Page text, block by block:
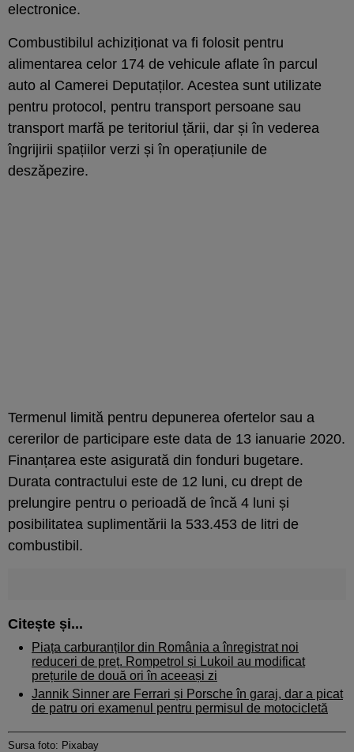
electronice.
Combustibilul achiziționat va fi folosit pentru
alimentarea celor 174 de vehicule aflate în parcul
auto al Camerei Deputaților. Acestea sunt utilizate
pentru protocol, pentru transport persoane sau
transport marfă pe teritoriul țării, dar și în vederea
îngrijirii spațiilor verzi și în operațiunile de
deszăpezire.
Termenul limită pentru depunerea ofertelor sau a
cererilor de participare este data de 13 ianuarie 2020.
Finanțarea este asigurată din fonduri bugetare.
Durata contractului este de 12 luni, cu drept de
prelungire pentru o perioadă de încă 4 luni și
posibilitatea suplimentării la 533.453 de litri de
combustibil.
Citește și...
Piața carburanților din România a înregistrat noi
reduceri de preț. Rompetrol și Lukoil au modificat
prețurile de două ori în aceeași zi
Jannik Sinner are Ferrari și Porsche în garaj, dar a picat
de patru ori examenul pentru permisul de motocicletă
Sursa foto: Pixabay